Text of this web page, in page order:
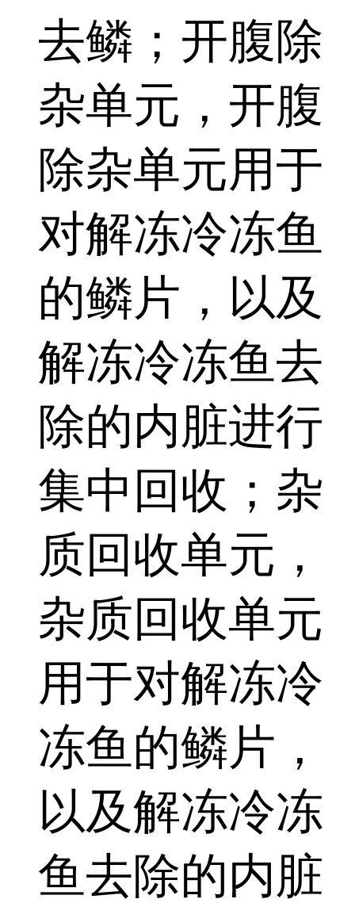
去鳞；开腹除
杂单元，开腹
除杂单元用于
对解冻冷冻鱼
的鳞片，以及
解冻冷冻鱼去
除的内脏进行
集中回收；杂
质回收单元，
杂质回收单元
用于对解冻冷
冻鱼的鳞片，
以及解冻冷冻
鱼去除的内脏